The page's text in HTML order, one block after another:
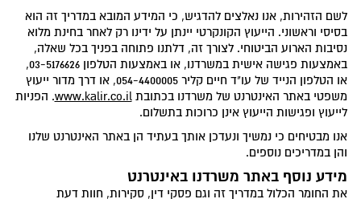
לשם הזהירות, אנו נאלצים להדגיש, כי המידע המובא במדריך זה הוא
בסיסי וראשוני. הייעוץ הקונקרטי יינתן על ידינו רק לאחר בחינת מלוא
נסיבות הארוע הביטוחי. לצורך זה, דלתנו פתוחה בפניך בכל שאלה,
באמצעות פגישה אישית במשרדנו, או באמצעות הטלפון 03-5176626,
או הטלפון הנייד של עו"ד חיים קליר 054-4400005, או דרך מדור ייעוץ
משפטי באתר האינטרנט של משרדנו בכתובתwww.kalir.co.il. הפניות
לייעוץ ופגישות הייעוץ אינן כרוכות בתשלום.
אנו מבטיחים כי נמשיך ונעדכן אותך בעתיד הן באתר האינטרנט שלנו
והן במדריכים נוספים.
מידע נוסף באתר משרדנו באינטרנט
את החומר הכלול במדריך זה וגם פסקי דין, סקירות, חוות דעת